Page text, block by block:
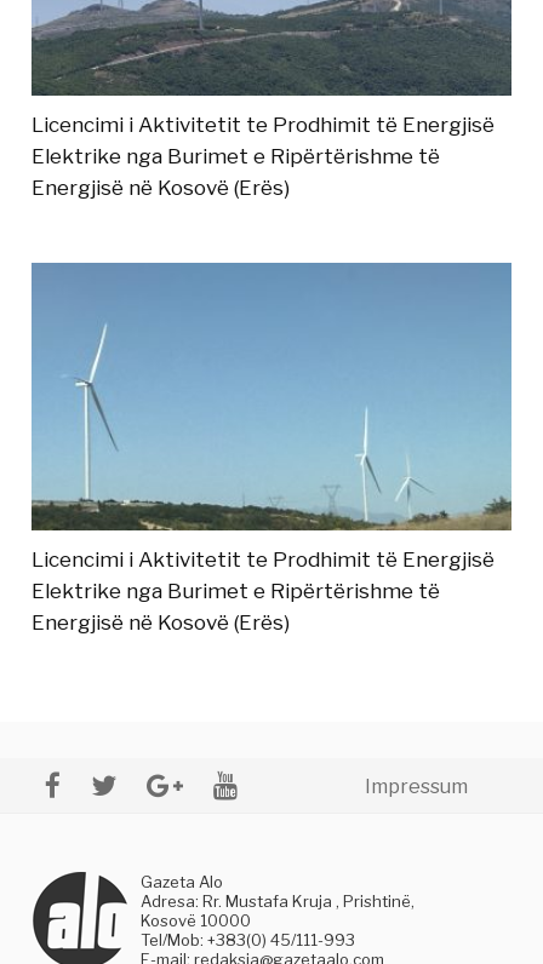
Licencimi i Aktivitetit te Prodhimit të Energjisë
Elektrike nga Burimet e Ripërtërishme të
Energjisë në Kosovë (Erës)
Licencimi i Aktivitetit te Prodhimit të Energjisë
Elektrike nga Burimet e Ripërtërishme të
Energjisë në Kosovë (Erës)
Impressum
Gazeta Alo
Adresa: Rr. Mustafa Kruja , Prishtinë,
Kosovë 10000
Tel/Mob: +383(0) 45/111-993
E-mail:redaksia@gazetaalo.com